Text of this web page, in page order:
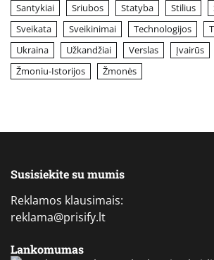
Santykiai
Sriubos Statyba Stilius
Sveikata
Sveikinimai Technologijos
Ukraina
Užkandžiai Verslas Įvairūs
Žmoniu-Istorijos
Žmonės
Susisiekite su mumis
Reklamos klausimais:
reklama@prisify.lt
Lankomumas